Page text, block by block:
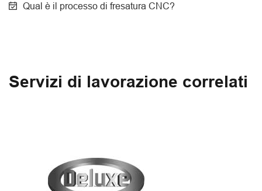
Qual è il processo di fresatura CNC?
Servizi di lavorazione correlati